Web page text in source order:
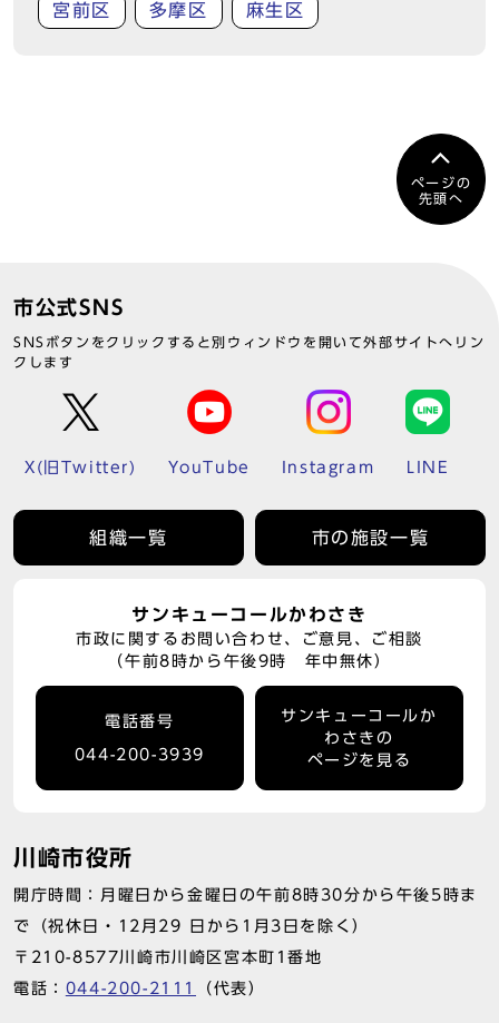
宮前区 多摩区 麻生区
ページの
先頭へ
市公式SNS
SNSボタンをクリックすると別ウィンドウを開いて外部サイトへリン
クします
X(旧Twitter) YouTube Instagram LINE
組織一覧 市の施設一覧
サンキューコールかわさき
市政に関するお問い合わせ、ご意見、ご相談
（午前8時から午後9時 年中無休）
電話番号
044-200-3939
サンキューコールか
わさきの
ページを見る
川崎市役所
開庁時間：月曜日から金曜日の午前8時30分から午後5時ま
で（祝休日・12月29 日から1月3日を除く）
〒210-8577川崎市川崎区宮本町1番地
電話： 044-200-2111 （代表）